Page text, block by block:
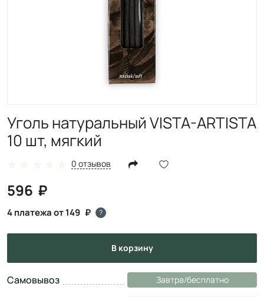
Уголь натуральный VISTA-ARTISTA
10 шт, мягкий
0 отзывов
596
4 платежа от 149 ?
в корзину
Самовывоз Завтра/бесплатно